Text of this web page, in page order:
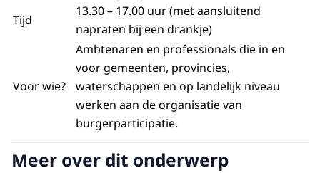
Tijd
13.30 – 17.00 uur (met aansluitend
napraten bij een drankje)
Voor wie?
Ambtenaren en professionals die in en
voor gemeenten, provincies,
waterschappen en op landelijk niveau
werken aan de organisatie van
burgerparticipatie.
Meer over dit onderwerp